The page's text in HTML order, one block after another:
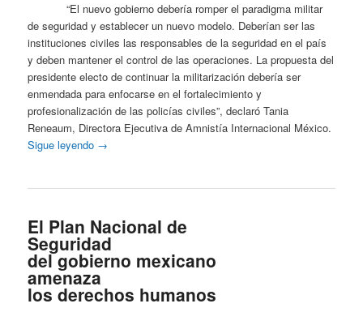
“El nuevo gobierno debería romper el paradigma militar
de seguridad y establecer un nuevo modelo. Deberían ser las
instituciones civiles las responsables de la seguridad en el país
y deben mantener el control de las operaciones. La propuesta del
presidente electo de continuar la militarización debería ser
enmendada para enfocarse en el fortalecimiento y
profesionalización de las policías civiles”, declaró Tania
Reneaum, Directora Ejecutiva de Amnistía Internacional México.
Sigue leyendo →
El Plan Nacional de
Seguridad
del gobierno mexicano
amenaza
los derechos humanos